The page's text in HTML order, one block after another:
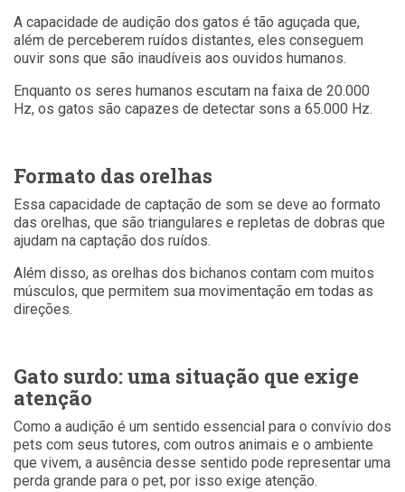
A capacidade de audição dos gatos é tão aguçada que,
além de perceberem ruídos distantes, eles conseguem
ouvir sons que são inaudíveis aos ouvidos humanos.
Enquanto os seres humanos escutam na faixa de 20.000
Hz, os gatos são capazes de detectar sons a 65.000 Hz.
Formato das orelhas
Essa capacidade de captação de som se deve ao formato
das orelhas, que são triangulares e repletas de dobras que
ajudam na captação dos ruídos.
Além disso, as orelhas dos bichanos contam com muitos
músculos, que permitem sua movimentação em todas as
direções.
Gato surdo: uma situação que exige
atenção
Como a audição é um sentido essencial para o convívio dos
pets com seus tutores, com outros animais e o ambiente
que vivem, a ausência desse sentido pode representar uma
perda grande para o pet, por isso exige atenção.